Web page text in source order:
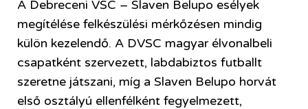
A Debreceni VSC – Slaven Belupo esélyek
megítélése felkészülési mérkőzésen mindig
külön kezelendő. A DVSC magyar élvonalbeli
csapatként szervezett, labdabiztos futballt
szeretne játszani, míg a Slaven Belupo horvát
első osztályú ellenfélként fegyelmezett,